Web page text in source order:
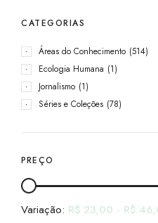
CATEGORIAS
Áreas do Conhecimento (514)
Ecologia Humana (1)
Jornalismo (1)
Séries e Coleções (78)
PREÇO
Variação: R$ 23,00 - R$